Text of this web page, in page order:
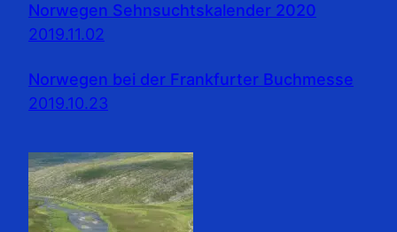
Norwegen Sehnsuchtskalender 2020
2019.11.02
Norwegen bei der Frankfurter Buchmesse
2019.10.23